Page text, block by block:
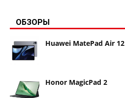
ОБЗОРЫ
Huawei MatePad Air 12
Honor MagicPad 2